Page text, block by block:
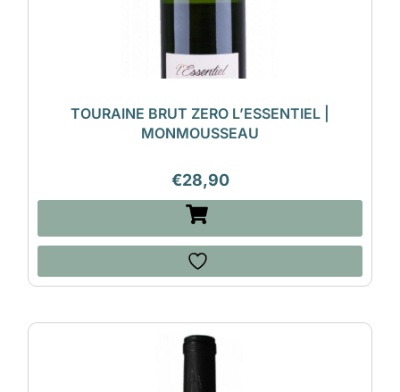
TOURAINE BRUT ZERO L’ESSENTIEL |
MONMOUSSEAU
€28,90